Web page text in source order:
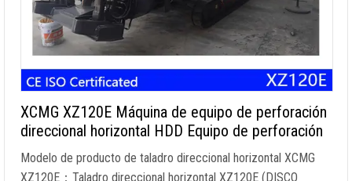
XCMG XZ120E Máquina de equipo de perforación
direccional horizontal HDD Equipo de perforación
Modelo de producto de taladro direccional horizontal XCMG
XZ120E：Taladro direccional horizontal XZ120E (DISCO